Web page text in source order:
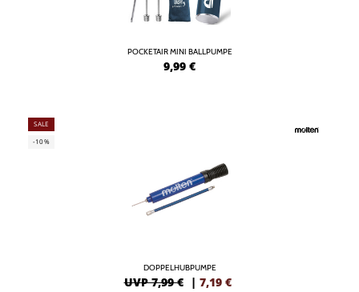
POCKETAIR MINI BALLPUMPE
9,99 €
SALE
-10%
DOPPELHUBPUMPE
UVP 7,99 € | 7,19 €